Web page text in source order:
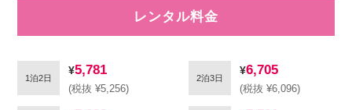
レンタル料金
1泊2日
5,781
(税抜 ¥5,256)
2泊3日
6,705
(税抜 ¥6,096)